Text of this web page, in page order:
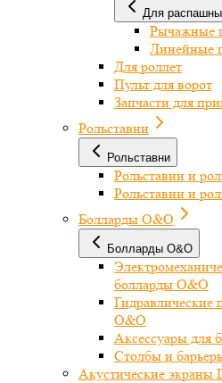
Для
Рычажные
Линейные
Для роллет
Пульт для ворот
Запчасти для
Рольставни
Рольставни
Рольставни и
Рольставни и
Болларды O&O
Болларды O&O
болларды O&O
Гидравлические
O&O
Аксессуары для
Столбы и
Акустические экраны